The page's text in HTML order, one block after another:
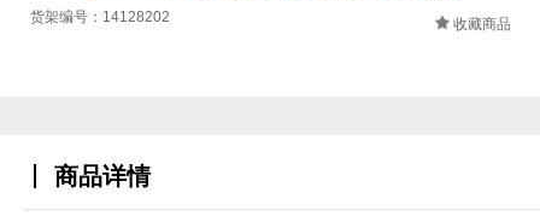
货架编号：14128202 收藏商品
商品详情